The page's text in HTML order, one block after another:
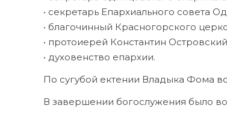
• секретарь Епархиального совета
• благочинный Красногорского
• протоиерей Константин
• духовенство епархии.
По сугубой ектении Владыка Фома
В завершении богослужения было